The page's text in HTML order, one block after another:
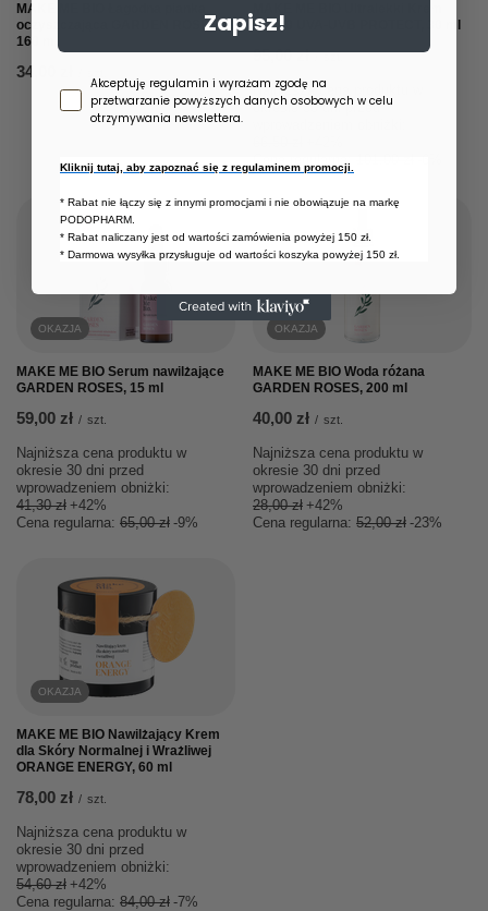
MAKE ME BIO Łagodna pianka
oczyszczająca GARDEN ROSES,
160 ml
34,00 zł
SPF30 UVA-UVB PROTECT, 30 ml
95,00 zł / szt.
Najniższa cena produktu w
okresie 30 dni przed
Cena regularna:
OKAZJA
MAKE ME BIO Serum nawilżające
GARDEN ROSES, 15 ml
59,00 zł / szt.
Najniższa cena produktu w
okresie 30 dni przed
wprowadzeniem obniżki:
41,30 zł +42%
Cena regularna: 65,00 zł -9%
OKAZJA
MAKE ME BIO Woda różana
GARDEN ROSES, 200 ml
40,00 zł / szt.
Najniższa cena produktu w
okresie 30 dni przed
wprowadzeniem obniżki:
28,00 zł +42%
Cena regularna: 52,00 zł -23%
OKAZJA
MAKE ME BIO Nawilżający Krem
dla Skóry Normalnej i Wrażliwej
ORANGE ENERGY, 60 ml
78,00 zł / szt.
Najniższa cena produktu w
okresie 30 dni przed
wprowadzeniem obniżki:
54,60 zł +42%
Cena regularna: 84,00 zł -7%
Zapisz!
Zgoda newsletter
Akceptuję regulamin i wyrażam zgodę na
przetwarzanie powyższych danych osobowych w celu
otrzymywania newslettera.
Kliknij tutaj, aby zapoznać się z regulaminem promocji.
* Rabat nie łączy się z innymi promocjami i nie obowiązuje na markę
PODOPHARM.
* Rabat naliczany jest od wartości zamówienia powyżej 150 zł.
* Darmowa wysyłka przysługuje od wartości koszyka powyżej 150 zł.